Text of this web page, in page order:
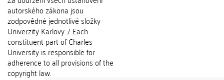
autorského zákona jsou
zodpovědné jednotlivé složky
Univerzity Karlovy. / Each
constituent part of Charles
University is responsible for
adherence to all provisions of the
copyright law.